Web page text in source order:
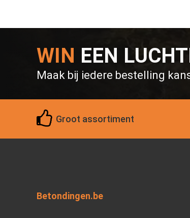
WIN EEN
Maak bij iedere bestelling
Groot assortiment
Betondingen.be